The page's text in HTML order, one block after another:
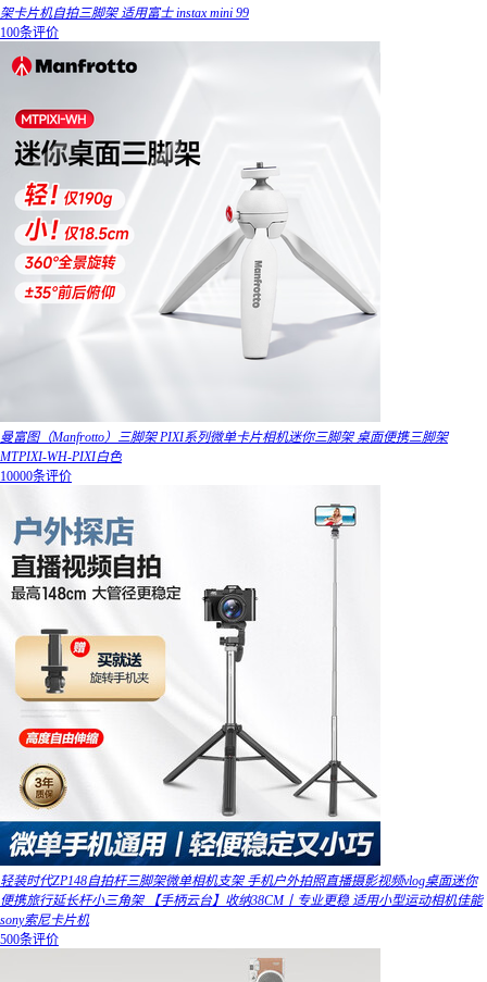
架卡片机自拍三脚架 适用富士 instax mini 99
100条评价
曼富图（Manfrotto）三脚架 PIXI系列微单卡片相机迷你三脚架 桌面便携三脚架
MTPIXI-WH-PIXI白色
10000条评价
轻装时代ZP148自拍杆三脚架微单相机支架 手机户外拍照直播摄影视频vlog桌面迷你
便携旅行延长杆小三角架 【手柄云台】收纳38CM丨专业更稳 适用小型运动相机佳能
sony索尼卡片机
500条评价